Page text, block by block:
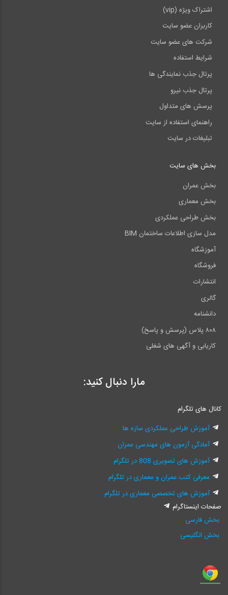
اشتراک ویژه (vip)
کاربران عضو سایت
شرکت های عضو سایت
شرایط استفاده
پرتال جذب نمایندگی ها
پرتال جذب نیرو
پرسش های متداول
راهنمای استفاده از سایت
تبلیغات در سایت
بخش های سایت
بخش عمران
بخش معماری
بخش طراحی عملکردی
مدل سازی اطلاعات ساختمان BIM
آموزشگاه
فروشگاه
انتشارات
گالری
دانشنامه
۸۰۸ پلاس (پرسش و پاسخ)
کاریابی و آگهی های شغلی
مارا دنبال کنید:
کانال های تلگرام
آموزش طراحی عملکردی سازه ها
آمادگی آزمون های مهندسی عمران
آموزش های تصویری 808 در تلگرام
معرفی کتب عمران و معماری در تلگرام
آموزش های تخصصی معماری در تلگرام
صفحات اینستاگرام
بخش فارسی
بخش انگلیسی